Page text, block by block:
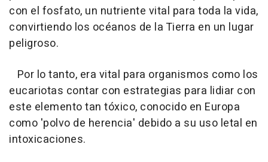
con el fosfato, un nutriente vital para toda la vida,
convirtiendo los océanos de la Tierra en un lugar
peligroso.
Por lo tanto, era vital para organismos como los
eucariotas contar con estrategias para lidiar con
este elemento tan tóxico, conocido en Europa
como 'polvo de herencia' debido a su uso letal en
intoxicaciones.